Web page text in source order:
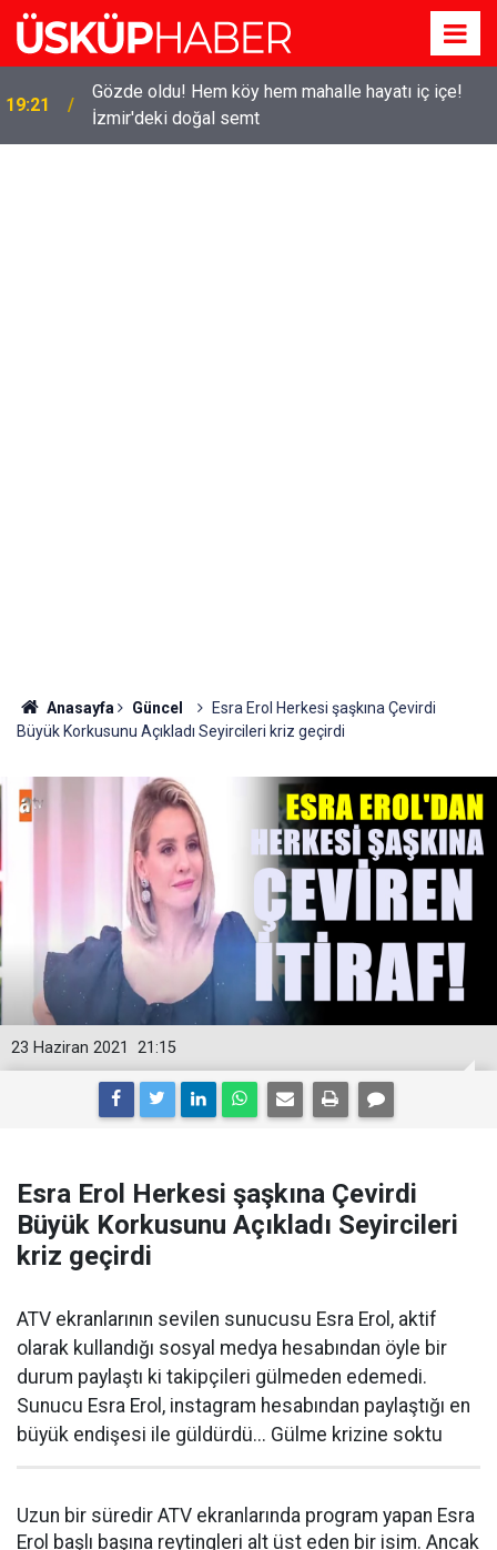
19:21
Gözde oldu! Hem köy hem mahalle hayatı iç içe!
İzmir'deki doğal semt
Anasayfa Güncel
Esra Erol Herkesi şaşkına Çevirdi
Büyük Korkusunu Açıkladı Seyircileri kriz geçirdi
21:15
23 Haziran 2021
Esra Erol Herkesi şaşkına Çevirdi
Büyük Korkusunu Açıkladı Seyircileri
kriz geçirdi
ATV ekranlarının sevilen sunucusu Esra Erol, aktif
olarak kullandığı sosyal medya hesabından öyle bir
durum paylaştı ki takipçileri gülmeden edemedi.
Sunucu Esra Erol, instagram hesabından paylaştığı en
büyük endişesi ile güldürdü... Gülme krizine soktu
Uzun bir süredir ATV ekranlarında program yapan Esra
Erol başlı başına reytingleri alt üst eden bir isim. Ancak